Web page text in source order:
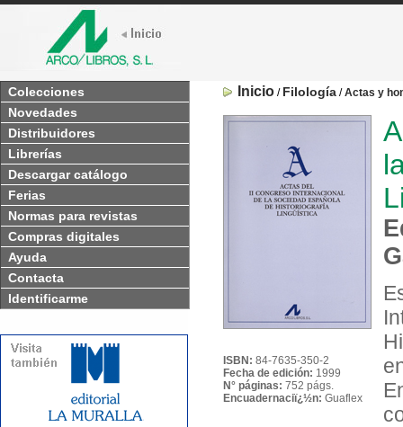
Colecciones
Novedades
Distribuidores
Librerías
Descargar catálogo
Ferias
Normas para revistas
Compras digitales
Ayuda
Contacta
Identificarme
Inicio / Filología /Actas y
ISBN: 84-7635-350-2
Fecha de edición: 1999
N° páginas: 752 págs.
Encuadernaciï¿½n: Guaflex